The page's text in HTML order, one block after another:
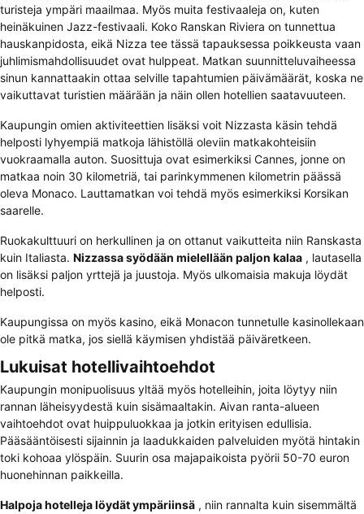
turisteja ympäri maailmaa. Myös muita festivaaleja on, kuten
heinäkuinen Jazz-festivaali. Koko Ranskan Riviera on tunnettua
hauskanpidosta, eikä Nizza tee tässä tapauksessa poikkeusta vaan
juhlimismahdollisuudet ovat hulppeat. Matkan suunnitteluvaiheessa
sinun kannattaakin ottaa selville tapahtumien päivämäärät, koska ne
vaikuttavat turistien määrään ja näin ollen hotellien saatavuuteen.
Kaupungin omien aktiviteettien lisäksi voit Nizzasta käsin tehdä
helposti lyhyempiä matkoja lähistöllä oleviin matkakohteisiin
vuokraamalla auton. Suosittuja ovat esimerkiksi Cannes, jonne on
matkaa noin 30 kilometriä, tai parinkymmenen kilometrin päässä
oleva Monaco. Lauttamatkan voi tehdä myös esimerkiksi Korsikan
saarelle.
Ruokakulttuuri on herkullinen ja on ottanut vaikutteita niin Ranskasta
kuin Italiasta. Nizzassa syödään mielellään paljon kalaa , lautasella
on lisäksi paljon yrttejä ja juustoja. Myös ulkomaisia makuja löydät
helposti.
Kaupungissa on myös kasino, eikä Monacon tunnetulle kasinollekaan
ole pitkä matka, jos siellä käymisen yhdistää päiväretkeen.
Lukuisat hotellivaihtoehdot
Kaupungin monipuolisuus yltää myös hotelleihin, joita löytyy niin
rannan läheisyydestä kuin sisämaaltakin. Aivan ranta-alueen
vaihtoehdot ovat huippuluokkaa ja jotkin erityisen edullisia.
Pääsääntöisesti sijainnin ja laadukkaiden palveluiden myötä hintakin
toki kohoaa ylöspäin. Suurin osa majapaikoista pyörii 50-70 euron
huonehinnan paikkeilla.
Halpoja hotelleja löydät ympäriinsä , niin rannalta kuin sisemmältä